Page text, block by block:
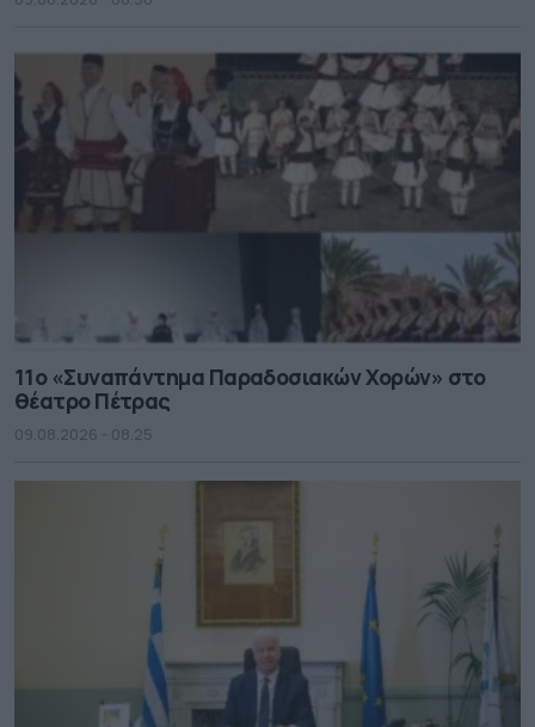
11ο «Συναπάντημα Παραδοσιακών Χορών» στο
θέατρο Πέτρας
09.08.2026 - 08.25